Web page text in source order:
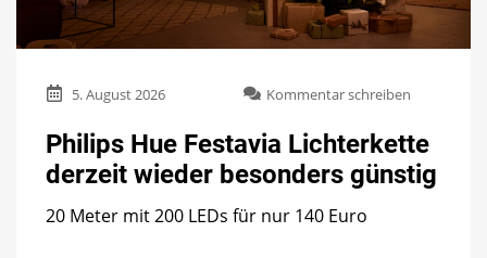
5. August 2026 Kommentar schreiben
Hue
Festavia
Philips Hue Festavia Lichterkette
derzeit wieder besonders günstig
20 Meter mit 200 LEDs für nur 140 Euro